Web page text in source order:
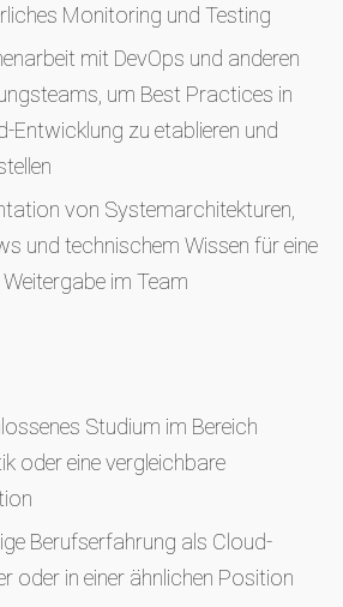
Monitoring und Testing
mit DevOps und anderen
um Best Practices in
Entwicklung zu etablieren und
von Systemarchitekturen,
und technischem Wissen für eine
im Team
Studium im Bereich
oder eine vergleichbare
Berufserfahrung als Cloud-
oder in einer ähnlichen Position